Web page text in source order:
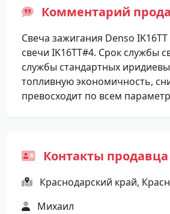
Комментарий
Свеча зажигания Denso
свечи IK16TT#4. Срок службы
службы стандартных
топливную экономичность,
превосходит по всем
Контакты продавца
Краснодарский край,
Михаил